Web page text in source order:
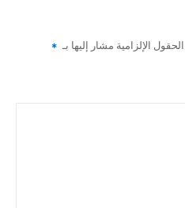
الحقول الإلزامية مشار إليها بـ